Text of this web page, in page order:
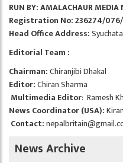
RUN BY: AMALACHAUR
Registration No: 236274/
Head Office Address:
Editorial Team :
Chairman:Chiranjibi Dhakal
Editor:Chiran Sharma
Multimedia Editor: Ramesh
News Coordinator (USA):
Contact:
News Archive